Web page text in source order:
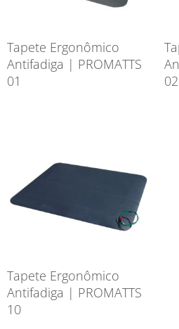
Tapete Ergonômico
Antifadiga | PROMATTS
01
02
Tapete Ergonômico
Antifadiga | PROMATTS
10